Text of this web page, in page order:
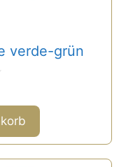
verde-grün